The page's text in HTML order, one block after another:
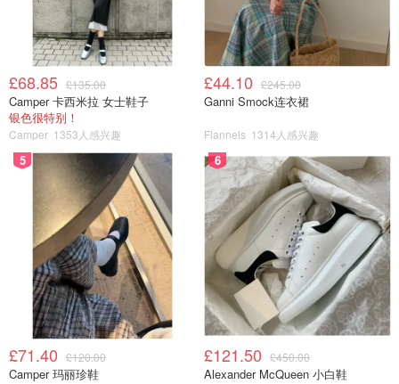
£68.85 £135.00
Camper 卡西米拉 女士鞋子
银色很特别！
Camper 1353人感兴趣
£44.10 £245.00
Ganni Smock连衣裙
Flannels 1314人感兴趣
5
£71.40 £120.00
Camper 玛丽珍鞋
6
£121.50 £450.00
Alexander McQueen 小白鞋